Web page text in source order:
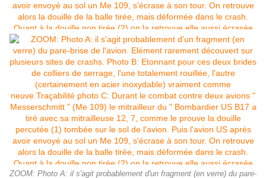
ZOOM: Photo A: il s'agit probablement d'un fragment (en verre) du pare-